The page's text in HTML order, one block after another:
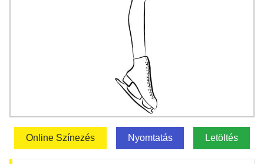
Online Színezés Nyomtatás Letöltés